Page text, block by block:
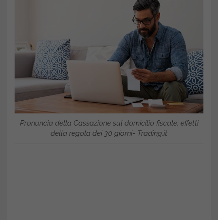
Pronuncia della Cassazione sul domicilio fiscale: effetti
della regola dei 30 giorni- Trading.it